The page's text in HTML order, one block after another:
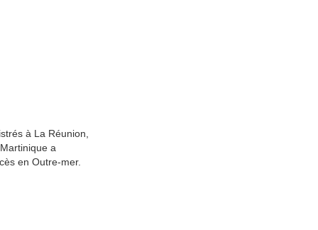
à La Réunion,
a
en Outre-mer.